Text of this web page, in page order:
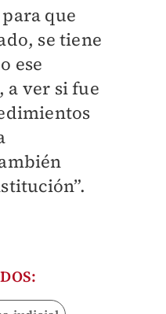
que
se tiene
ese
ver si fue